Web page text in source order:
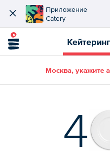
Приложение
Catery
Кейтеринг
Москва, укажите
4